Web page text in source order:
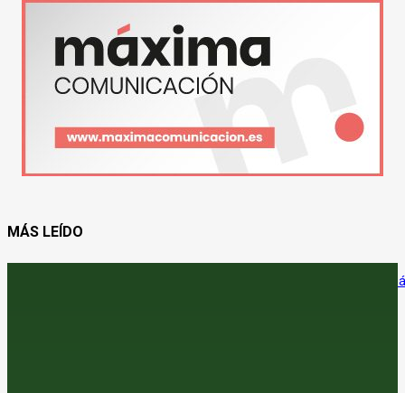
MÁS LEÍDO
La certificación del ibérico da un paso adelante con un protocolo